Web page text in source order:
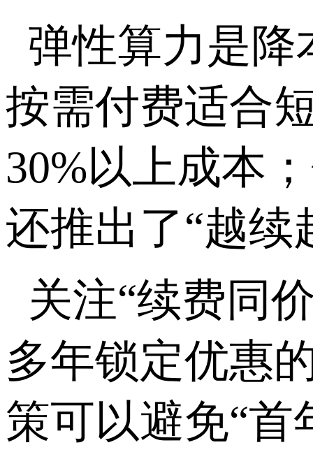
弹性算力是降
按需付费适合
30%以上成本
还推出了“越续
关注“续费同
多年锁定优惠
策可以避免“首